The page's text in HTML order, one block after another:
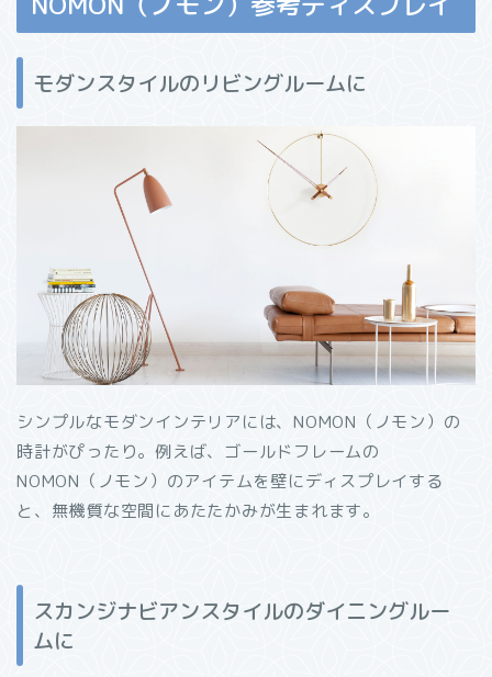
モダンスタイルのリビングルームに
シンプルなモダンインテリアには、NOMON（ノモン）の
時計がぴったり。例えば、ゴールドフレームの
NOMON（ノモン）のアイテムを壁にディスプレイする
と、無機質な空間にあたたかみが生まれます。
スカンジナビアンスタイルのダイニングルー
ムに